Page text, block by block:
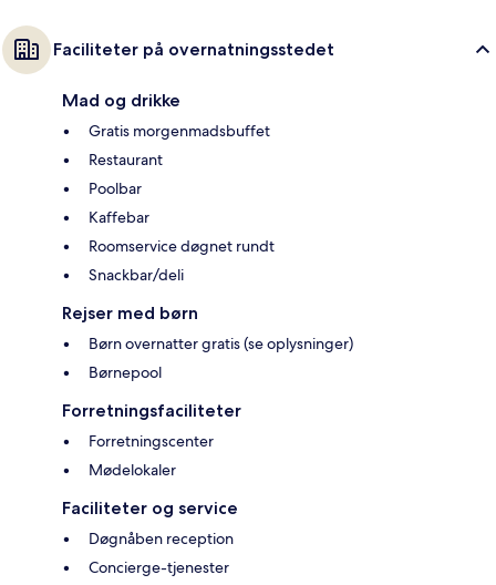
Faciliteter på overnatningsstedet
Mad og drikke
Gratis morgenmadsbuffet
Restaurant
Poolbar
Kaffebar
Roomservice døgnet rundt
Snackbar/deli
Rejser med børn
Børn overnatter gratis (se oplysninger)
Børnepool
Forretningsfaciliteter
Forretningscenter
Mødelokaler
Faciliteter og service
Døgnåben reception
Concierge-tjenester